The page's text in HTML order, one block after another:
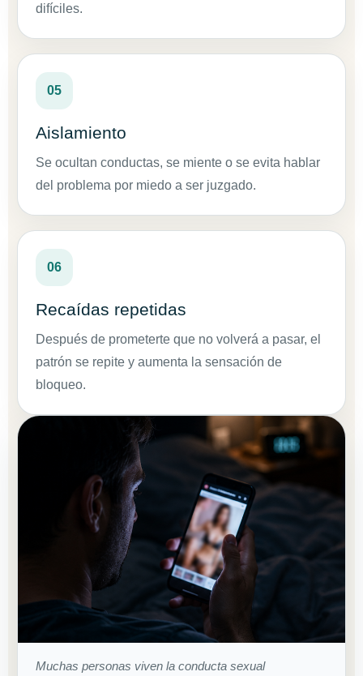
difíciles.
05
Aislamiento
Se ocultan conductas, se miente o se evita hablar
del problema por miedo a ser juzgado.
06
Recaídas repetidas
Después de prometerte que no volverá a pasar, el
patrón se repite y aumenta la sensación de
bloqueo.
Muchas personas viven la conducta sexual